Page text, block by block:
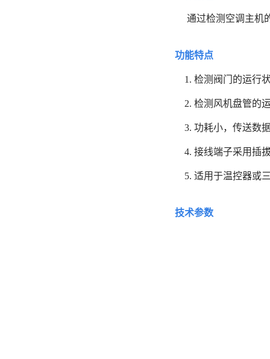
通过检测空调主机
功能特点
1. 检测阀门的运行
2. 检测风机盘管的
3. 功耗小，传送数
4. 接线端子采用插
5. 适用于温控器或
技术参数